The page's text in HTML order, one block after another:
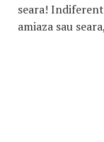
seara!
amiaza sau